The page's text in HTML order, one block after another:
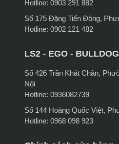
Hotline: 0903 291 882
Số 175 Đặng Tiến Đông,
Hotline: 0902 121 482
LS2 - EGO -
Số 426 Trần Khát Chân,
Nội
Hotline: 0936082739
Số 144 Hoàng Quốc Việt,
Hotline: 0968 098 923